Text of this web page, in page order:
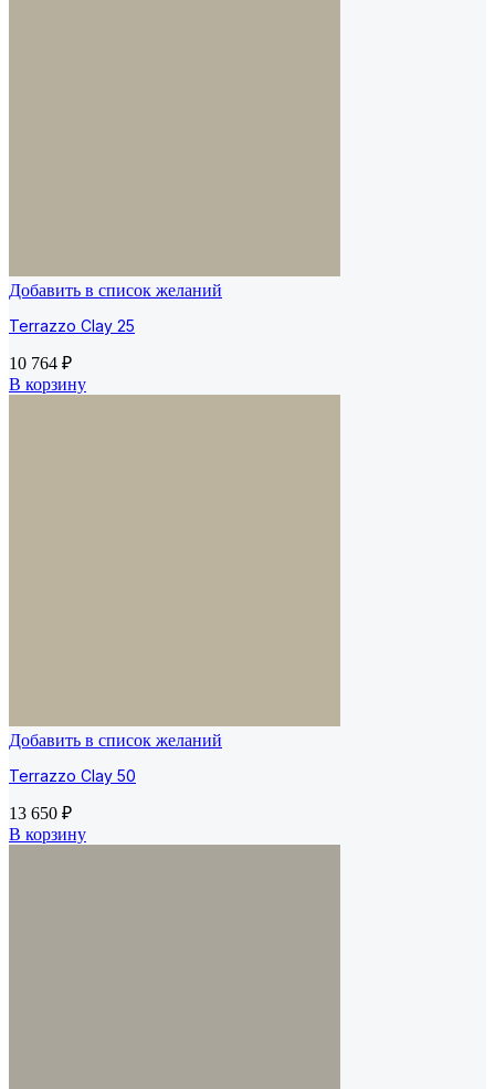
Добавить в список желаний
Terrazzo Clay 25
10 764 ₽
В корзину
Добавить в список желаний
Terrazzo Clay 50
13 650 ₽
В корзину